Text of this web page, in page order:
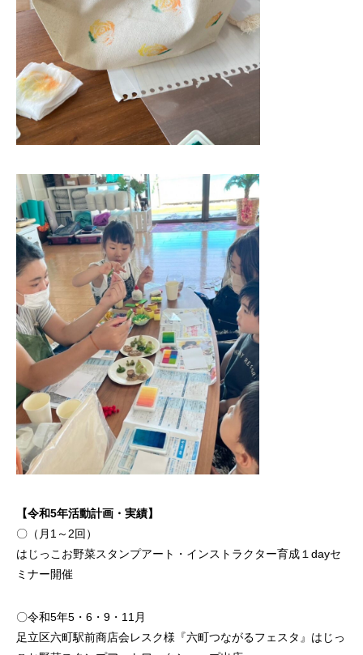
【令和5年活動計画・実績】
〇（月1～2回）
はじっこお野菜スタンプアート・インストラクター育成１dayセ
ミナー開催
〇令和5年5・6・9・11月
足立区六町駅前商店会レスク様『六町つながるフェスタ』はじっ